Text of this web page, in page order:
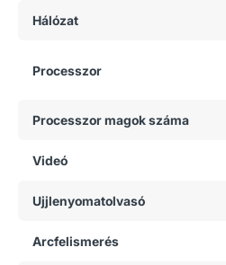
Hálózat
Processzor
Processzor magok száma
Videó
Ujjlenyomatolvasó
Arcfelismerés